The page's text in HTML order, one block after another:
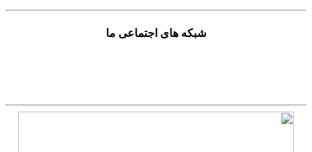
شبکه های اجتماعی ما